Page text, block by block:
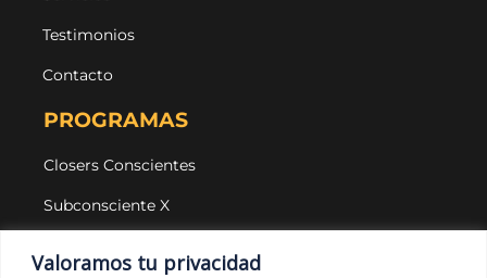
Valoramos tu privacidad
Testimonios
Contacto
PROGRAMAS
Closers Conscientes
Subconsciente X